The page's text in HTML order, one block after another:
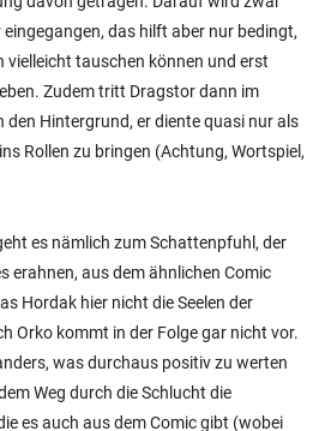
das hilft aber nur bedingt,
vielleicht tauschen können und erst
Zudem tritt Dragstor dann im
den Hintergrund, er diente quasi nur als
Rollen zu bringen (Achtung, Wortspiel,
es nämlich zum Schattenpfuhl, der
erahnen, aus dem ähnlichen Comic
Hordak hier nicht die Seelen der
Orko kommt in der Folge gar nicht vor.
was durchaus positiv zu werten
Weg durch die Schlucht die
es auch aus dem Comic gibt (wobei